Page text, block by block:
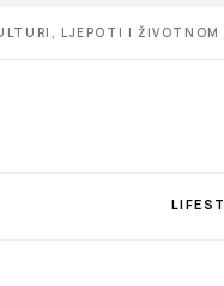
LJEPOTI I ŽIVOTNOM